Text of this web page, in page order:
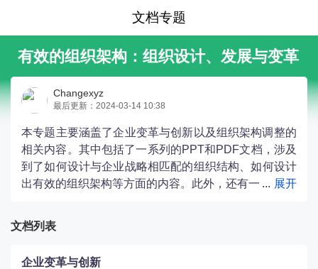
文档专题
有效的组织架构：组织设计、发展与变革
Changexyz
最后更新：2024-03-14 10:38
本专题主要涵盖了企业变革与创新以及组织架构调整的
相关内容。其中包括了一系列的PPT和PDF文档，涉及
到了如何设计与企业战略相匹配的组织结构、如何设计
出有效的组织架构等方面的内容。此外，还有一
围诊断和集团战略化组织架构设计的解析等。该专题提
供了丰富的资料和方案，能够帮助企业进行组织架构调
文档列表
企业变革与创新